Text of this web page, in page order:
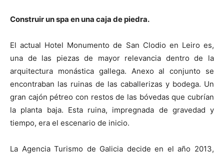
Construir un spa en una caja de piedra.
El actual Hotel Monumento de San Clodio en Leiro es,
una de las piezas de mayor relevancia dentro de la
arquitectura monástica gallega. Anexo al conjunto se
encontraban las ruinas de las caballerizas y bodega. Un
gran cajón pétreo con restos de las bóvedas que cubrían
la planta baja. Esta ruina, impregnada de gravedad y
tiempo, era el escenario de inicio.
La Agencia Turismo de Galicia decide en el año 2013,